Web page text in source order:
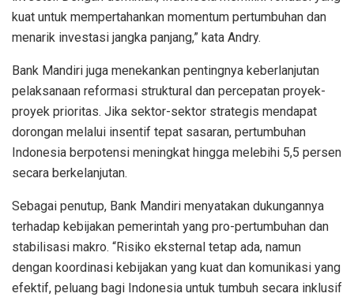
kuat untuk mempertahankan momentum pertumbuhan dan
menarik investasi jangka panjang,” kata Andry.
Bank Mandiri juga menekankan pentingnya keberlanjutan
pelaksanaan reformasi struktural dan percepatan proyek-
proyek prioritas. Jika sektor-sektor strategis mendapat
dorongan melalui insentif tepat sasaran, pertumbuhan
Indonesia berpotensi meningkat hingga melebihi 5,5 persen
secara berkelanjutan.
Sebagai penutup, Bank Mandiri menyatakan dukungannya
terhadap kebijakan pemerintah yang pro-pertumbuhan dan
stabilisasi makro. “Risiko eksternal tetap ada, namun
dengan koordinasi kebijakan yang kuat dan komunikasi yang
efektif, peluang bagi Indonesia untuk tumbuh secara inklusif